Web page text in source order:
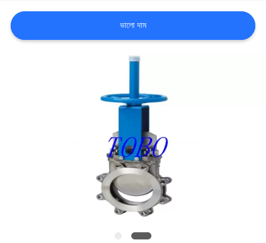
উদ্ধৃতির
জন্য
ভালো দাম